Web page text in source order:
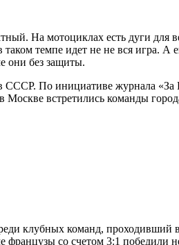
На мотоциклах есть дуги для
темпе идет не не вся игра. А
они без защиты.
По инициативе журнала
встретились команды
клубных команд, проходивший
со счетом 3:1 победили